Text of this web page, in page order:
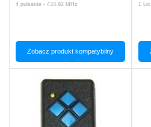
4 pulsante - 433.92 MHz
Zobacz produkt kompatybilny
1